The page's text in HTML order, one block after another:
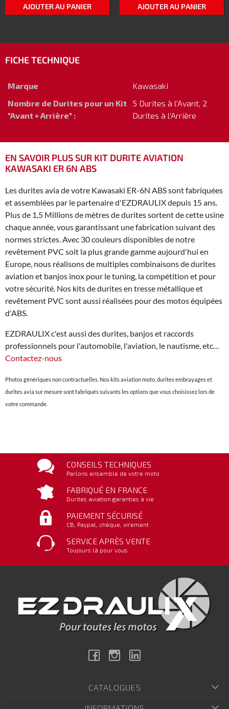
AJOUTER AU PANIER AJOUTER AU PANIER
FICHE TECHNIQUE
Marque
Kawasaki
Nombre de Durites pour un Kit
"Avant + Arrière" :
5 Durites à l'Avant, 2
Durites à l'Arrière
EN SAVOIR PLUS SUR KIT DURITE AVIATION
KAWASAKI ER 6N ABS
Les durites avia de votre Kawasaki ER-6N ABS sont fabriquées
et assemblées par le partenaire d'EZDRAULIX depuis 15 ans.
Plus de 1,5 Millions de mètres de durites sortent de cette usine
chaque année, vous garantissant une fabrication suivant des
normes strictes. Avec 30 couleurs disponibles de notre
revêtement PVC soit la plus grande gamme aujourd'hui en
Europe, nous réalisons de multiples combinaisons de durites
aviation et banjos inox pour le tuning, la compétition et pour
votre sécurité. Nos kits de durites en tresse métallique et
revêtement PVC sont aussi réalisées pour des motos équipées
d'ABS.
EZDRAULIX c'est aussi des durites, banjos et raccords
professionnels pour l'automobile, l'aviation, le nautisme, etc…
Contactez-nous
Photos génériques non contractuelles. Nos kits aviation moto, durites embrayages et
durites avia sur mesure sont fabriqués suivants les options que vous choisissez lors de
votre commande.
CONSEILS TECHNIQUES
Parlons ensemble de votre moto
FABRIQUÉ EN FRANCE
Durites aviation garanties à vie
PAIEMENT SÉCURISÉ
CB, Paypal, chèque, virement
SERVICE APRÈS VENTE
Toujours là pour vous
FacebookInstagram
CATALOGUES